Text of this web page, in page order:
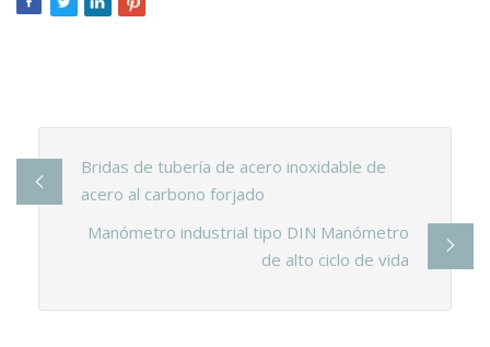
Bridas de tubería de acero inoxidable de
acero al carbono forjado
Manómetro industrial tipo DIN Manómetro
de alto ciclo de vida